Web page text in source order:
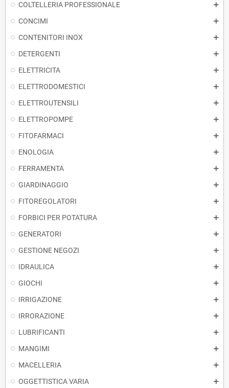
COLTELLERIA PROFESSIONALE
CONCIMI
CONTENITORI INOX
DETERGENTI
ELETTRICITA
ELETTRODOMESTICI
ELETTROUTENSILI
ELETTROPOMPE
FITOFARMACI
ENOLOGIA
FERRAMENTA
GIARDINAGGIO
FITOREGOLATORI
FORBICI PER POTATURA
GENERATORI
GESTIONE NEGOZI
IDRAULICA
GIOCHI
IRRIGAZIONE
IRRORAZIONE
LUBRIFICANTI
MANGIMI
MACELLERIA
OGGETTISTICA VARIA